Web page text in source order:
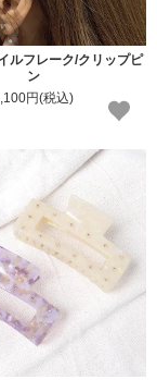
ルフレーク/クリップピ
ン
円(税込)